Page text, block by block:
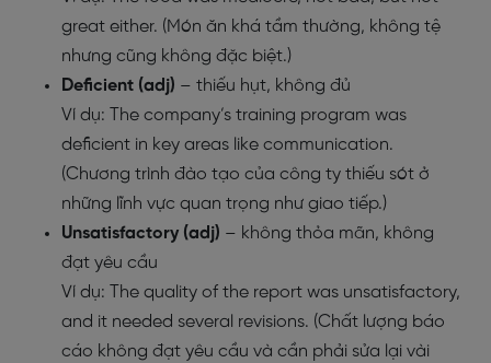
great either. (Món ăn khá tầm thường, không tệ
nhưng cũng không đặc biệt.)
Deficient (adj) – thiếu hụt, không đủ
Ví dụ: The company’s training program was
deficient in key areas like communication.
(Chương trình đào tạo của công ty thiếu sót ở
những lĩnh vực quan trọng như giao tiếp.)
Unsatisfactory (adj) – không thỏa mãn, không
đạt yêu cầu
Ví dụ: The quality of the report was unsatisfactory,
and it needed several revisions. (Chất lượng báo
cáo không đạt yêu cầu và cần phải sửa lại vài